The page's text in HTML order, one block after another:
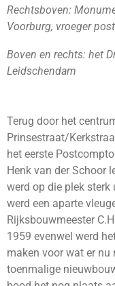
Rechtsboven:
Voorburg, vroeger
Boven en rechts: het
Leidschendam
Terug door het
Prinsestraat/
het eerste
Henk van der Schoor
werd op die plek
werd een aparte
Rijksbouwmeester
1959 evenwel werd
maken voor wat er
toenmalige